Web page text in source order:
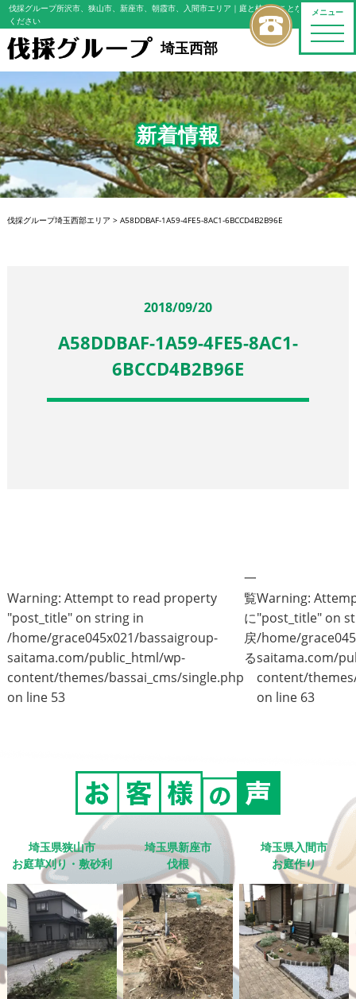
メニュー
toggle
伐採グループ所沢市、狭山市、新座市、朝霞市、入間市エリア ｜庭と植木のことならおまかせ
ください
埼玉西部
新着情報
伐採グループ埼玉西部エリア > A58DDBAF-1A59-4FE5-8AC1-6BCCD4B2B96E
2018/09/20
A58DDBAF-1A59-4FE5-8AC1-
6BCCD4B2B96E
Warning: Attempt to read property
"post_title" on string in
/home/grace045x021/bassaigroup-
saitama.com/public_html/wp-
content/themes/bassai_cms/single.php
on line 53
一
覧
に
戻
る
Warning:
"post_title" on
/home/
saitama.com/
content/
on line 63
埼玉県狭山市
お庭草刈り・敷砂利
埼玉県新座市
伐根
埼玉県入間市
お庭作り